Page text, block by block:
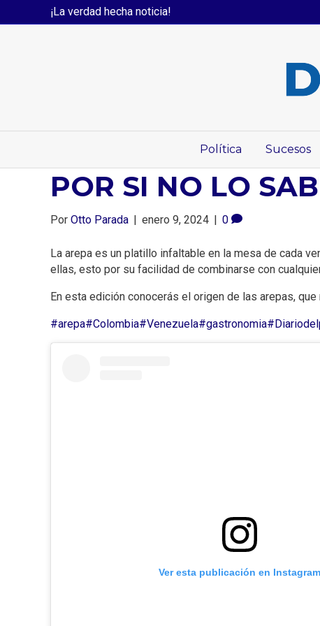
¡La verdad hecha noticia!
Política Sucesos
POR SI NO LO
Por Otto Parada | enero 9, 2024 | 0
La arepa es un platillo infaltable en la mesa de cada
ellas, esto por su facilidad de combinarse con
En esta edición conocerás el origen de las arepas,
#arepa#Colombia#Venezuela#gastronomia
Ver esta publicación en Instagram